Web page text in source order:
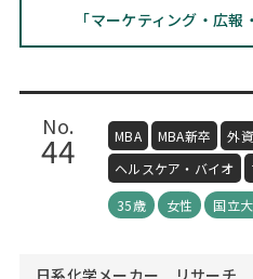
MBA NETWORKING
「マーケティング・広
No.
44 MBA MBA新卒 外資
ヘルスケア・バイオ
35歳
女性 国立
日系化学メーカー リサーチ